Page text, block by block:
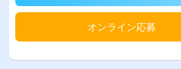
オンライン応募